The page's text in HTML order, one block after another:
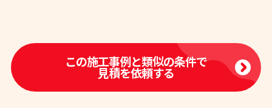
この施工事例と類似の条件で
見積を依頼する